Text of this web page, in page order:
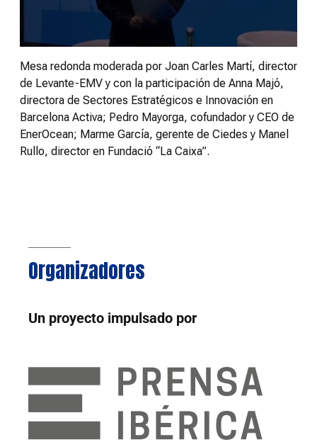
Vídeos
seconds
of
24
minutes,
41
seconds
Mesa redonda moderada por Joan Carles Martí, director
de Levante-EMV y con la participación de Anna Majó,
directora de Sectores Estratégicos e Innovación en
Barcelona Activa; Pedro Mayorga, cofundador y CEO de
EnerOcean; Marme García, gerente de Ciedes y Manel
Rullo, director en Fundació “La Caixa”.
Organizadores
Un proyecto impulsado por